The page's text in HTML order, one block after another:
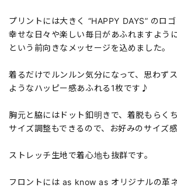
プリントには大きく “HAPPY DAYS” のロゴ
幸せな日々や楽しい毎日があふれますように
という前向きなメッセージを込めました。
着るだけでルンルン気分になって、思わず
ようなハッピー感あふれる1枚です♪
胸元と脇にはドット釦明きで、着脱もらく
サイズ調整もできるので、お好みのサイズ
ストレッチ生地で着心地も抜群です。
フロントには as know as オリジナルの革ネ